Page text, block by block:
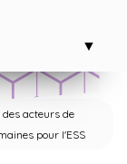
▼
acteurs de
pour l'ESS